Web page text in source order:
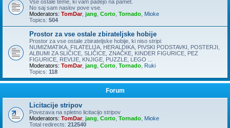
Vse ostale teme, ki vam padejo na pamet.
No saj sam naslov pove vse.
Moderators: TomDar, jang Corto Tornado Mioke
Topics: 504
Prostor za vse ostale zbirateljske hobije
Prostor za vse ostale zbirateljske hobije, ki niso stripi:
NUMIZMATIKA, FILATELIJA, HERALDIKA, PIVSKI PODSTAVKI, POSTERJI,
ALBUMI ZA SLIČICE, SLIČICE, ZNAČKE, KINDER FIGURICE, PEZ
FIGURICE, REVIJE, KNJIGE, PUZZLE, LEGO ...
Moderators: TomDar, jang Corto Tornado Ruki
Topics: 118
Forum
Licitacije stripov
Povezava na spletno licitacijo stripov
Moderators: TomDar, jang Corto Tornado Mioke
Total redirects: 212540